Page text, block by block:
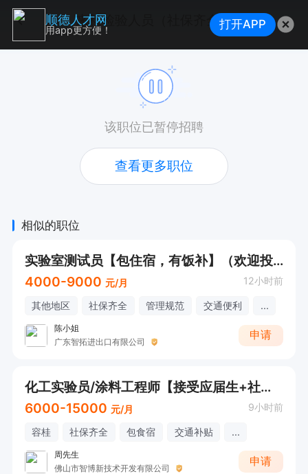
来料检验人员（社保齐全）
该职位已暂停招聘
查看更多职位
相似的职位
实验室测试员【包住宿，有饭补】（欢迎投简历和咨询！）
4000-9000 元/月 12小时前
其他地区 社保齐全 管理规范 交通便利 ...
陈小姐
广东智拓进出口有限公司
申请
化工实验员/涂料工程师【接受应届生+社保齐全+包食宿+全勤奖+免费体检+带薪年假+工龄奖】欢迎咨询！
6000-15000 元/月 9小时前
容桂 社保齐全 包食宿 交通补贴 ...
周先生
佛山市智博新技术开发有限公司
申请
顺德人才网
用app更方便！ 打开APP